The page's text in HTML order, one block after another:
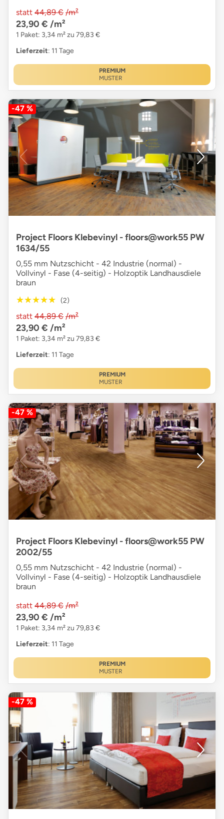
statt 44,89 € /m²
23,90 € /m²
1 Paket: 3,34 m² zu 79,83 €
Lieferzeit: 11 Tage
PREMIUM
MUSTER
-47 %
Project Floors Klebevinyl - floors@work55 PW
1634/55
0,55 mm Nutzschicht - 42 Industrie (normal) -
Vollvinyl - Fase (4-seitig) - Holzoptik Landhausdiele
braun
★★★★★
★★★★★ (2)
statt 44,89 € /m²
23,90 € /m²
1 Paket: 3,34 m² zu 79,83 €
Lieferzeit: 11 Tage
PREMIUM
MUSTER
-47 %
Project Floors Klebevinyl - floors@work55 PW
2002/55
0,55 mm Nutzschicht - 42 Industrie (normal) -
Vollvinyl - Fase (4-seitig) - Holzoptik Landhausdiele
braun
statt 44,89 € /m²
23,90 € /m²
1 Paket: 3,34 m² zu 79,83 €
Lieferzeit: 11 Tage
PREMIUM
MUSTER
-47 %